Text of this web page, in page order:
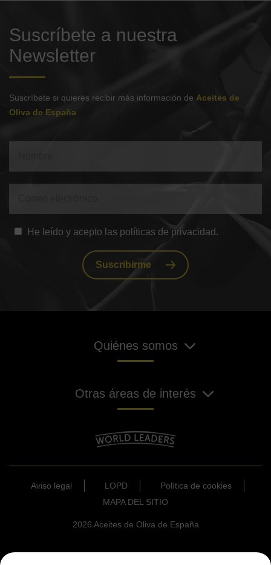
He leído y acepto las políticas de privacidad.
Suscribirme
Suscríbete a nuestra
Newsletter
Suscríbete si quieres recibir más información de Aceites de
Oliva de España
Quiénes somos
Otras áreas de interés
Aviso legal LOPD
Política de cookies
MAPA DEL SITIO
2026 Aceites de Oliva de España